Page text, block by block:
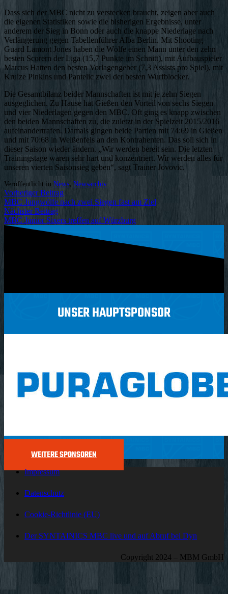
Dass sich der MBC nicht zu verstecken braucht, zeigen aber auch
die eigenen Statistiken sowie die bisherigen Ergebnisse, unter
anderem der Sieg in Bonn oder auch die knappe Niederlage nach
Verlängerung gegen Tabellenführer Alba Berlin. Mit Shooting
Guard Lamont Jones haben die Wölfe einen Mann unter den zehn
besten Scorern der Liga (15,7 Punkte im Schnitt), mit Aufbauspieler
Marcus Hatten den besten Vorlagengeber (7,3 Assists pro Spiel), mit
Kruize Pinkins und Pantelic zwei der besten Wurfblocker.
Die Gesamtbilanz beider Mannschaften ist mit je zehn Siegen
ausgeglichen. Zu Hause hat Gießen den Vorteil von sechs Siegen
und vier Niederlagen gegen den MBC. Oft ging es knapp zwischen
den beiden Mannschaften zu, die zuletzt in der Spielzeit 2015/2016
aufeinandertrafen. Damals gingen beide Partien mit 74:69 in Gießen
und mit 70:68 in Weißenfels an den Kontrahenten. Das soll sich in
dieser Saison wieder ändern. „Wir werden bereit sein. Die letzten
Trainingstage waren sehr hart und konzentriert. Wir werden alles für
unseren vierten Saisonsieg geben“, sagt Trainer Jovovic.
Veröffentlicht in News, Newsarchiv
Vorheriger Beitrag
MBC Jungwölfe nach zwei Siegen fast am Ziel
Nächster Beitrag
MBC Junior Sixers treffen auf Würzburg
UNSER HAUPTSPONSOR
WEITERE SPONSOREN
Impressum
Datenschutz
Cookie-Richtlinie (EU)
Der SYNTAINICS MBC live und auf Abruf bei Dyn
Copyright 2024 – MBM GmbH